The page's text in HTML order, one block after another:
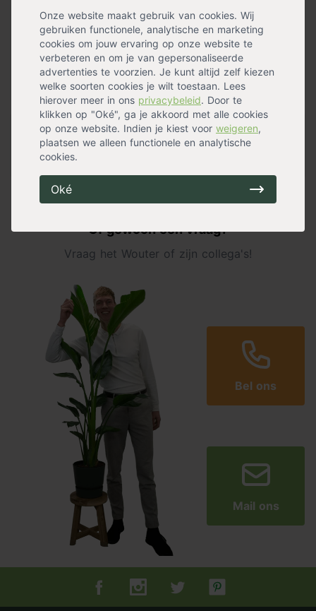
Onze website maakt gebruik van cookies. Wij
gebruiken functionele, analytische en marketing
cookies om jouw ervaring op onze website te
verbeteren en om je van gepersonaliseerde
advertenties te voorzien. Je kunt altijd zelf kiezen
welke soorten cookies je wilt toestaan. Lees
hierover meer in ons privacybeleid. Door te
klikken op "Oké", ga je akkoord met alle cookies
op onze website. Indien je kiest voor weigeren,
plaatsen we alleen functionele en analytische
cookies.
Oké
« Lees minder
combinatie van het geïmpregneerd hout en de stevige
constructie zorgen ervoor dat de tafel jarenlang mee
kan. Ook bij intensief gebruik.
Specificaties
Materiaal
Of gewoon een vraag?
Vraag het Wouter of zijn collega's!
Bel ons
Mail ons
Tuincentrum.nl op Facebook
Tuincentrum.nl op Instagram
Tuincentrum.nl op Twitter
Tuincentrum.nl op